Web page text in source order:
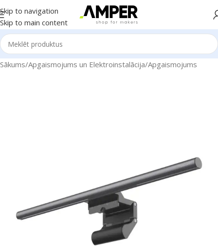
Skip to navigation
Skip to main content
Sākums/Apgaismojums un Elektroinstalācija/Apgaismojums